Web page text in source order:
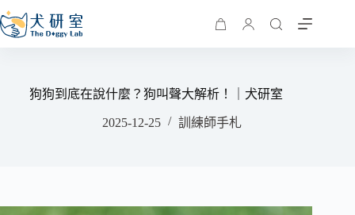
狗狗到底在說什麼？狗叫聲大解析！｜犬研室
2025-12-25 訓練師手札